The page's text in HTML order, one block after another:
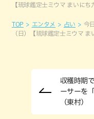
【琉球鑑定士ミウマ まいにち
TOP エンタメ 占い
今
（日）【琉球鑑定士ミウマ ま
収穫時期
ーサーを
（東村）